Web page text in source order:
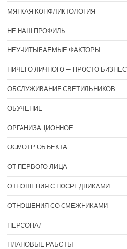
МЯГКАЯ КОНФЛИКТОЛОГИЯ
НЕ НАШ ПРОФИЛЬ
НЕУЧИТЫВАЕМЫЕ ФАКТОРЫ
НИЧЕГО ЛИЧНОГО — ПРОСТО БИЗНЕС
ОБСЛУЖИВАНИЕ СВЕТИЛЬНИКОВ
ОБУЧЕНИЕ
ОРГАНИЗАЦИОННОЕ
ОСМОТР ОБЪЕКТА
ОТ ПЕРВОГО ЛИЦА
ОТНОШЕНИЯ С ПОСРЕДНИКАМИ
ОТНОШЕНИЯ СО СМЕЖНИКАМИ
ПЕРСОНАЛ
ПЛАНОВЫЕ РАБОТЫ